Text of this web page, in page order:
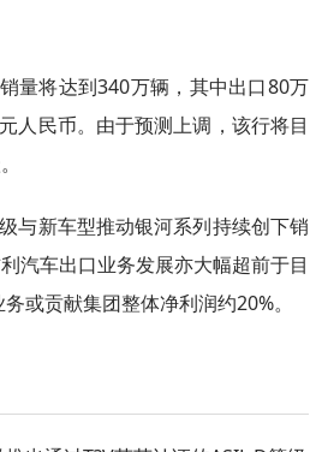
量将达到340万辆，其中出口80万
人民币。由于预测上调，该行将目
与新车型推动银河系列持续创下销
汽车出口业务发展亦大幅超前于目
或贡献集团整体净利润约20%。